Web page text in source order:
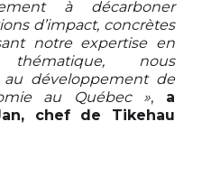
à décarboner
d’impact, concrètes
notre expertise en
thématique, nous
développement de
au Québec », a
chef de Tikehau